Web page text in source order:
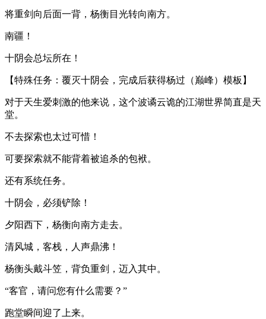
将重剑向后面一背，杨衡目光转向南方。
南疆！
十阴会总坛所在！
【特殊任务：覆灭十阴会，完成后获得杨过（巅峰）模板】
对于天生爱刺激的他来说，这个波谲云诡的江湖世界简直是天
堂。
不去探索也太过可惜！
可要探索就不能背着被追杀的包袱。
还有系统任务。
十阴会，必须铲除！
夕阳西下，杨衡向南方走去。
清风城，客栈，人声鼎沸！
杨衡头戴斗笠，背负重剑，迈入其中。
“客官，请问您有什么需要？”
跑堂瞬间迎了上来。